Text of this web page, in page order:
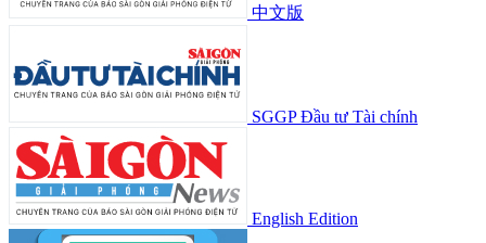
中文版
SGGP Đầu tư Tài chính
English Edition